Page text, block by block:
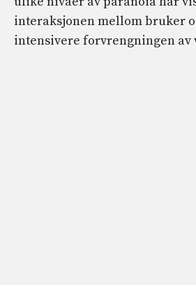
interaksjonen mellom bruker
intensivere forvrengningen